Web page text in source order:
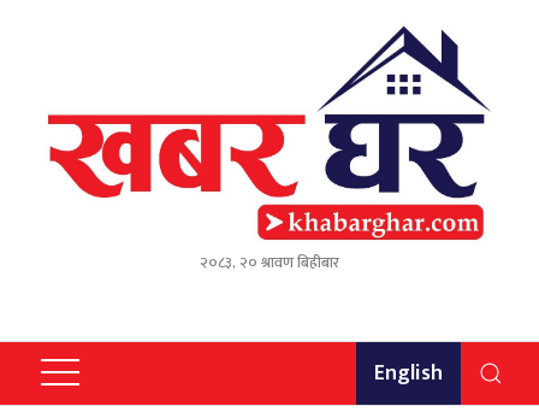
२०८३, २० श्रावण बिहीबार
English